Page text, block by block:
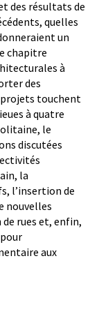
des résultats de
quelles
un
chapitre
à
des
projets touchent
à quatre
le
discutées
la
l’insertion de
nouvelles
rues et, enfin,
aux